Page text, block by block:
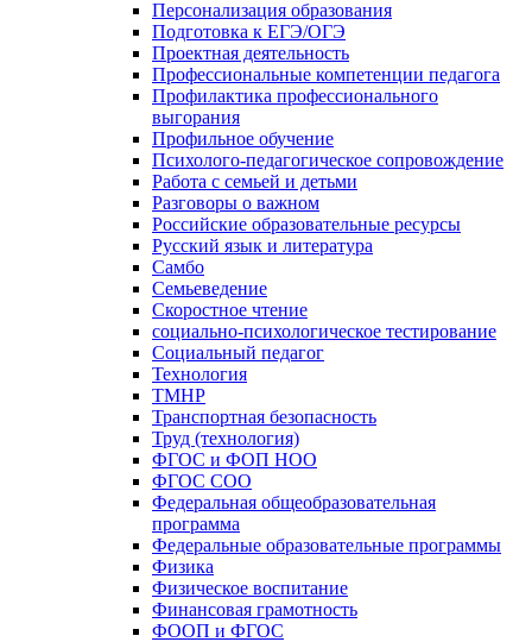
Персонализация образования
Подготовка к ЕГЭ/ОГЭ
Проектная деятельность
Профессиональные компетенции педагога
Профилактика профессионального
выгорания
Профильное обучение
Психолого-педагогическое сопровождение
Работа с семьей и детьми
Разговоры о важном
Российские образовательные ресурсы
Русский язык и литература
Самбо
Семьеведение
Скоростное чтение
социально-психологическое тестирование
Социальный педагог
Технология
ТМНР
Транспортная безопасность
Труд (технология)
ФГОС и ФОП НОО
ФГОС СОО
Федеральная общеобразовательная
программа
Федеральные образовательные программы
Физика
Физическое воспитание
Финансовая грамотность
ФООП и ФГОС